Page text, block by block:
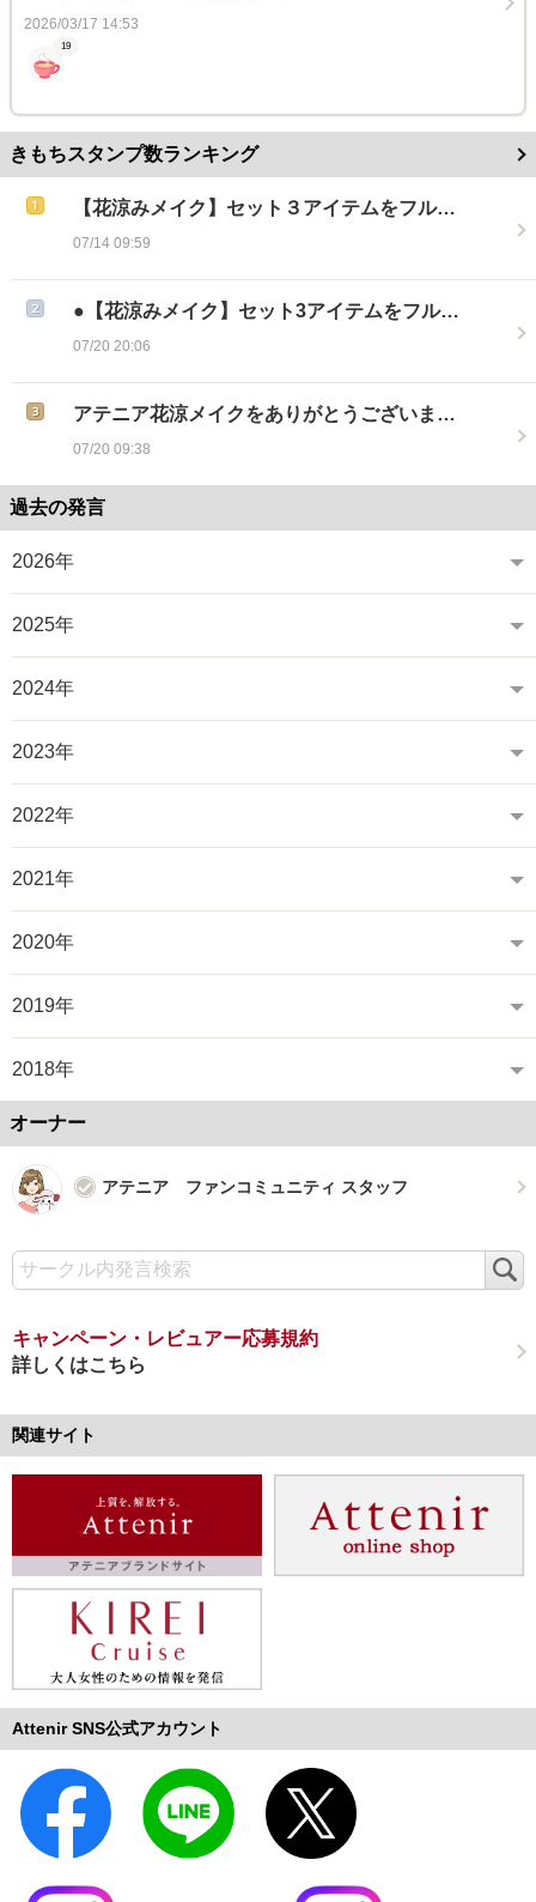
2026/03/17 14:53
19
きもちスタンプ数ランキング
【花涼みメイク】セット３アイテムをフル…
07/14 09:59
●【花涼みメイク】セット3アイテムをフル…
07/20 20:06
アテニア花涼メイクをありがとうございま…
07/20 09:38
過去の発言
2026年
2025年
2024年
2023年
2022年
2021年
2020年
2019年
2018年
オーナー
アテニア ファンコミュニティ スタッフ
索
キャンペーン・レビュアー応募規約
詳しくはこちら
関連サイト
Attenir SNS公式アカウント